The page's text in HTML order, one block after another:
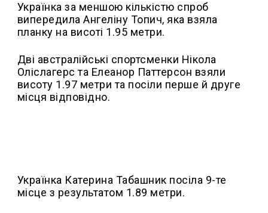
Українка за меншою кількістю спроб
випередила Ангеліну Топич, яка взяла
планку на висоті 1.95 метри.
Дві австралійські спортсменки Нікола
Оліслагерс та Елеанор Паттерсон взяли
висоту 1.97 метри та посіли перше й друге
місця відповідно.
Українка Катерина Табашник посіла 9-те
місце з результатом 1.89 метри.